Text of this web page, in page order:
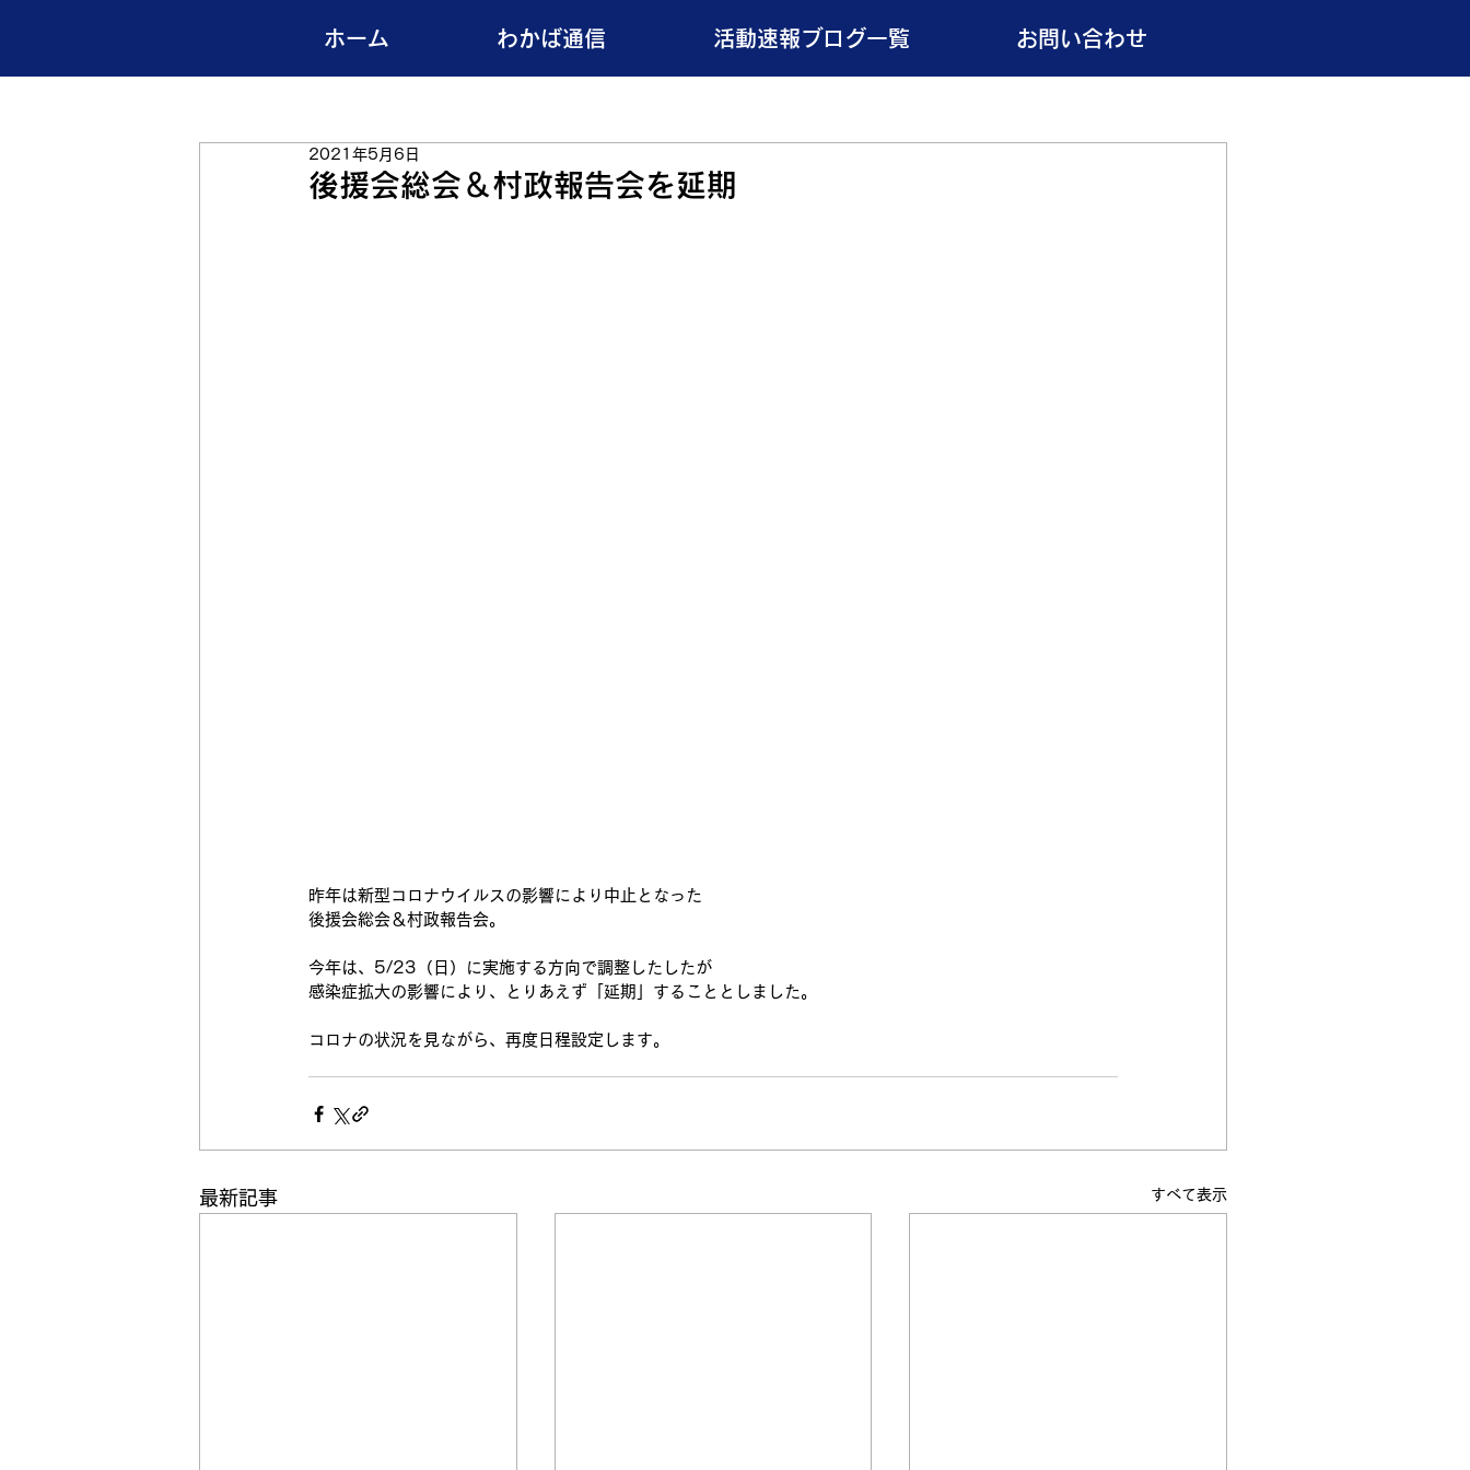
ホーム わかば通信 活動速報ブログ一覧 お問い合わせ
後援会総会＆村政報告会を延期
2021年5月6日
昨年は新型コロナウイルスの影響により中止となった
後援会総会＆村政報告会。
今年は、5/23（日）に実施する方向で調整したしたが
感染症拡大の影響により、とりあえず「延期」することとしました。
コロナの状況を見ながら、再度日程設定します。
最新記事 すべて表示